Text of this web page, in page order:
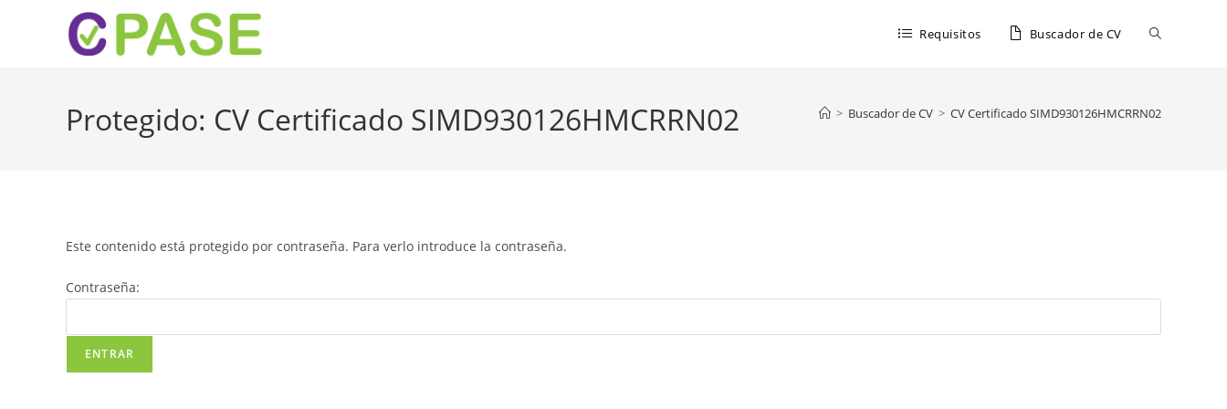
Requisitos Buscador de CV
Protegido: CV Certificado SIMD930126HMCRRN02 > Buscador de CV > CV Certificado SIMD930126HMCRRN02
Este contenido está protegido por contraseña. Para verlo introduce la contraseña.
Contraseña: